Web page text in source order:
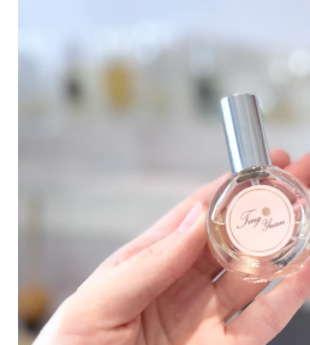
▲ 這次剛好碰到農曆七月，老